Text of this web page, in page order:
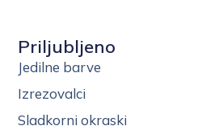
Priljubljeno
Jedilne barve
Izrezovalci
Sladkorni okraski